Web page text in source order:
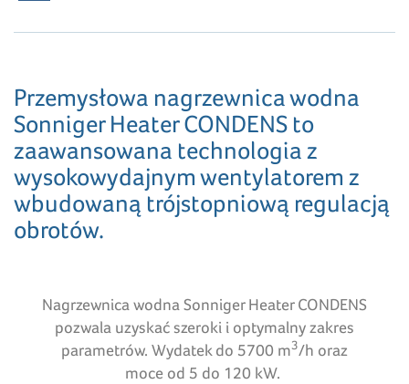
Przemysłowa nagrzewnica wodna
Sonniger Heater CONDENS to
zaawansowana technologia z
wysokowydajnym wentylatorem z
wbudowaną trójstopniową regulacją
obrotów.
Nagrzewnica wodna Sonniger Heater CONDENS
pozwala uzyskać szeroki i optymalny zakres
parametrów. Wydatek do 5700 m3/h oraz
moce od 5 do 120 kW.